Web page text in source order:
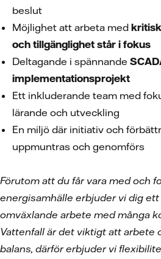
beslut
Möjlighet att arbeta med
och tillgänglighet står i fokus
Deltagande i spännande
implementationsprojekt
Ett inkluderande team med
lärande och utveckling
En miljö där initiativ och
uppmuntras och genomförs
Förutom att du får vara med och
energisamhälle erbjuder vi dig
omväxlande arbete med många
Vattenfall är det viktigt att arbete
balans, därför erbjuder vi